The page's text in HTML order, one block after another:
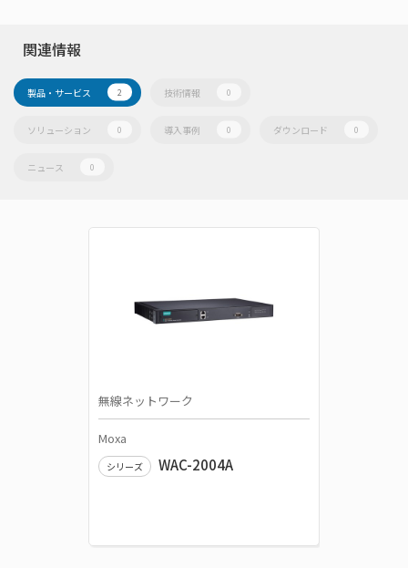
関連情報
製品・サービス 2 技術情報 0
ソリューション 0 導入事例 0 ダウンロード 0
ニュース 0
無線ネットワーク
Moxa
シリーズ WAC-2004A